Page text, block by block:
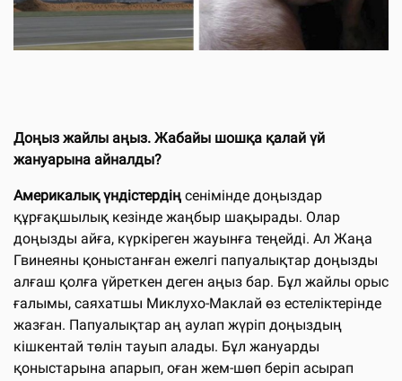
Доңыз жайлы аңыз. Жабайы шошқа қалай үй
жануарына айналды?
Америкалық үндістердің сенімінде доңыздар
құрғақшылық кезінде жаңбыр шақырады. Олар
доңызды айға, күркіреген жауынға теңейді. Ал Жаңа
Гвинеяны қоныстанған ежелгі папуалықтар доңызды
алғаш қолға үйреткен деген аңыз бар. Бұл жайлы орыс
ғалымы, саяхатшы Миклухо-Маклай өз естеліктерінде
жазған. Папуалықтар аң аулап жүріп доңыздың
кішкентай төлін тауып алады. Бұл жануарды
қоныстарына апарып, оған жем-шөп беріп асырап